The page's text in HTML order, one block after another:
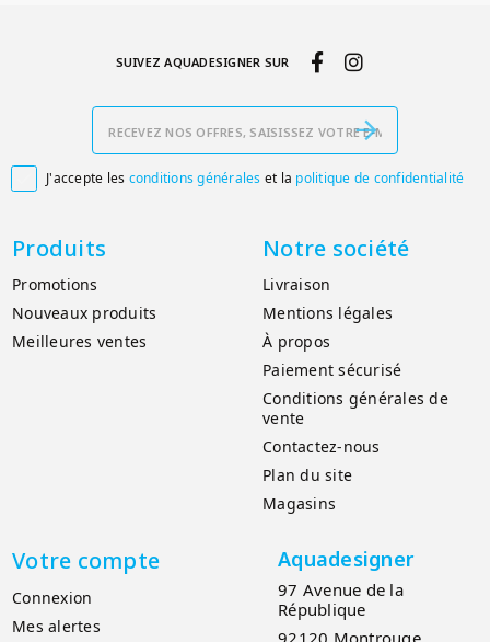
J'accepte les conditions générales et la politique de confidentialité
SUIVEZ AQUADESIGNER SUR
Produits
Promotions
Nouveaux produits
Meilleures ventes
Notre société
Livraison
Mentions légales
À propos
Paiement sécurisé
Conditions générales de
vente
Contactez-nous
Plan du site
Magasins
Votre compte
Connexion
Mes alertes
Aquadesigner
97 Avenue de la
République